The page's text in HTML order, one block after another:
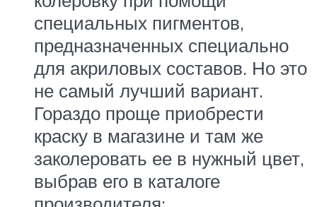
специальных пигментов,
предназначенных специально
для акриловых составов. Но это
не самый лучший вариант.
Гораздо проще приобрести
краску в магазине и там же
заколеровать ее в нужный цвет,
выбрав его в каталоге